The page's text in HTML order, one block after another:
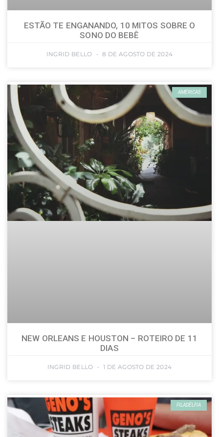
ESTÃO TE ENGANANDO, 10 MITOS SOBRE O
SONO DO BEBÊ
INGRID BELLO 8 DE AGOSTO DE 2024
AMÉRICAS
NEW ORLEANS E HOUSTON – ROTEIRO DE 11
DIAS
INGRID BELLO 1 DE AGOSTO DE 2024
FILADÉLFIA